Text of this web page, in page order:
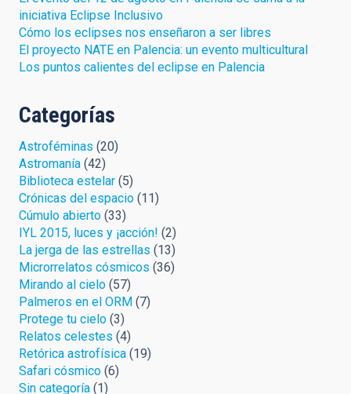
iniciativa Eclipse Inclusivo
Cómo los eclipses nos enseñaron a ser libres
El proyecto NATE en Palencia: un evento multicultural
Los puntos calientes del eclipse en Palencia
Categorías
Astroféminas (20)
Astromanía (42)
Biblioteca estelar (5)
Crónicas del espacio (11)
Cúmulo abierto (33)
IYL 2015, luces y ¡acción! (2)
La jerga de las estrellas (13)
Microrrelatos cósmicos (36)
Mirando al cielo (57)
Palmeros en el ORM (7)
Protege tu cielo (3)
Relatos celestes (4)
Retórica astrofísica (19)
Safari cósmico (6)
Sin categoría (1)